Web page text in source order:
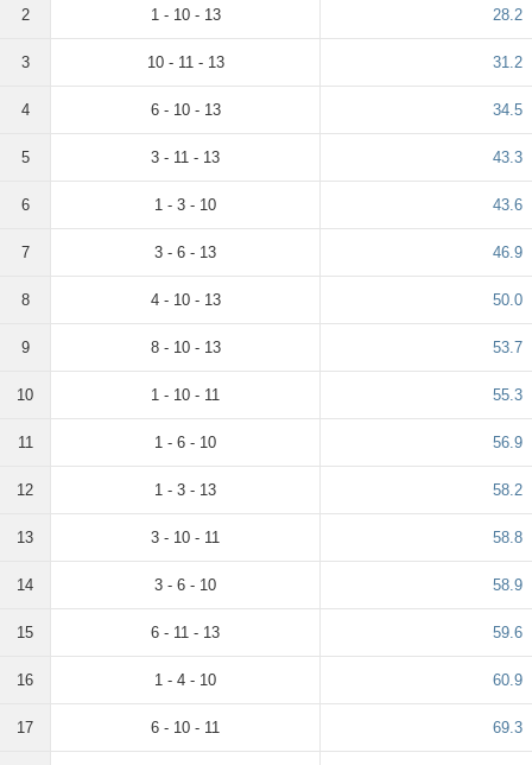
2 1 - 10 - 13 28.2
3 10 - 11 - 13 31.2
4 6 - 10 - 13 34.5
5 3 - 11 - 13 43.3
6 1 - 3 - 10 43.6
7 3 - 6 - 13 46.9
8 4 - 10 - 13 50.0
9 8 - 10 - 13 53.7
10 1 - 10 - 11 55.3
11 1 - 6 - 10 56.9
12 1 - 3 - 13 58.2
13 3 - 10 - 11 58.8
14 3 - 6 - 10 58.9
15 6 - 11 - 13 59.6
16 1 - 4 - 10 60.9
17 6 - 10 - 11 69.3